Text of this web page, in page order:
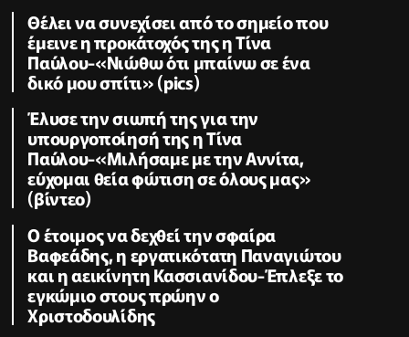
Θέλει να συνεχίσει από το σημείο που
έμεινε η προκάτοχός της η Τίνα
Παύλου-«Νιώθω ότι μπαίνω σε ένα
δικό μου σπίτι» (pics)
Έλυσε την σιωπή της για την
υπουργοποίησή της η Τίνα
Παύλου-«Μιλήσαμε με την Αννίτα,
εύχομαι θεία φώτιση σε όλους μας»
(βίντεο)
Ο έτοιμος να δεχθεί την σφαίρα
Βαφεάδης, η εργατικότατη Παναγιώτου
και η αεικίνητη Κασσιανίδου-Έπλεξε το
εγκώμιο στους πρώην ο
Χριστοδουλίδης